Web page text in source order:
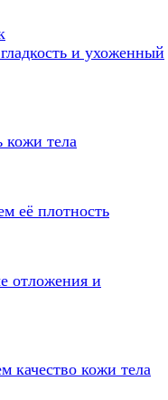
и ухоженный
кожи тела
её плотность
отложения и
качество кожи тела